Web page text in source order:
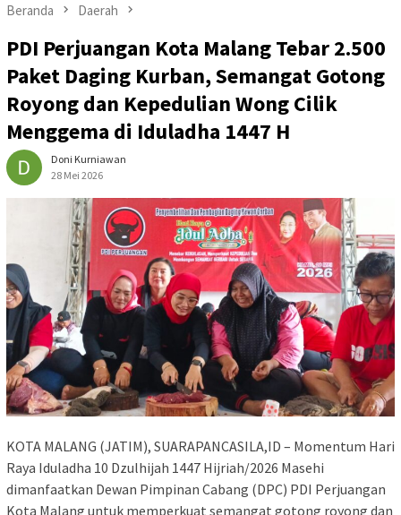
Beranda Daerah
PDI Perjuangan Kota Malang Tebar 2.500
Paket Daging Kurban, Semangat Gotong
Royong dan Kepedulian Wong Cilik
Menggema di Iduladha 1447 H
Doni Kurniawan
28 Mei 2026
KOTA MALANG (JATIM), SUARAPANCASILA,ID – Momentum Hari
Raya Iduladha 10 Dzulhijah 1447 Hijriah/2026 Masehi
dimanfaatkan Dewan Pimpinan Cabang (DPC) PDI Perjuangan
Kota Malang untuk memperkuat semangat gotong royong dan